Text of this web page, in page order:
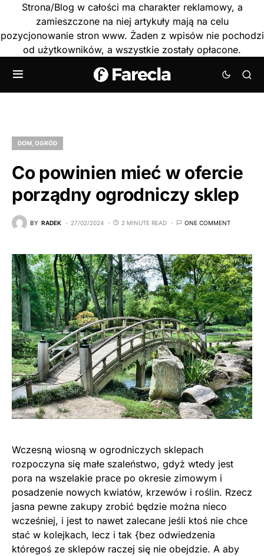
Strona/Blog w całości ma charakter reklamowy, a
zamieszczone na niej artykuły mają na celu
pozycjonowanie stron www. Żaden z wpisów nie pochodzi
od użytkowników, a wszystkie zostały opłacone.
DOM, OGRÓD
Co powinien mieć w ofercie
porządny ogrodniczy sklep
BY RADEK 27/02/2024 2 MINUTE READ ONE COMMENT
Wczesną wiosną w ogrodniczych sklepach
rozpoczyna się małe szaleństwo, gdyż wtedy jest
pora na wszelakie prace po okresie zimowym i
posadzenie nowych kwiatów, krzewów i roślin. Rzecz
jasna pewne zakupy zrobić będzie można nieco
wcześniej, i jest to nawet zalecane jeśli ktoś nie chce
stać w kolejkach, lecz i tak {bez odwiedzenia
któregoś ze sklepów raczej się nie obejdzie. A aby